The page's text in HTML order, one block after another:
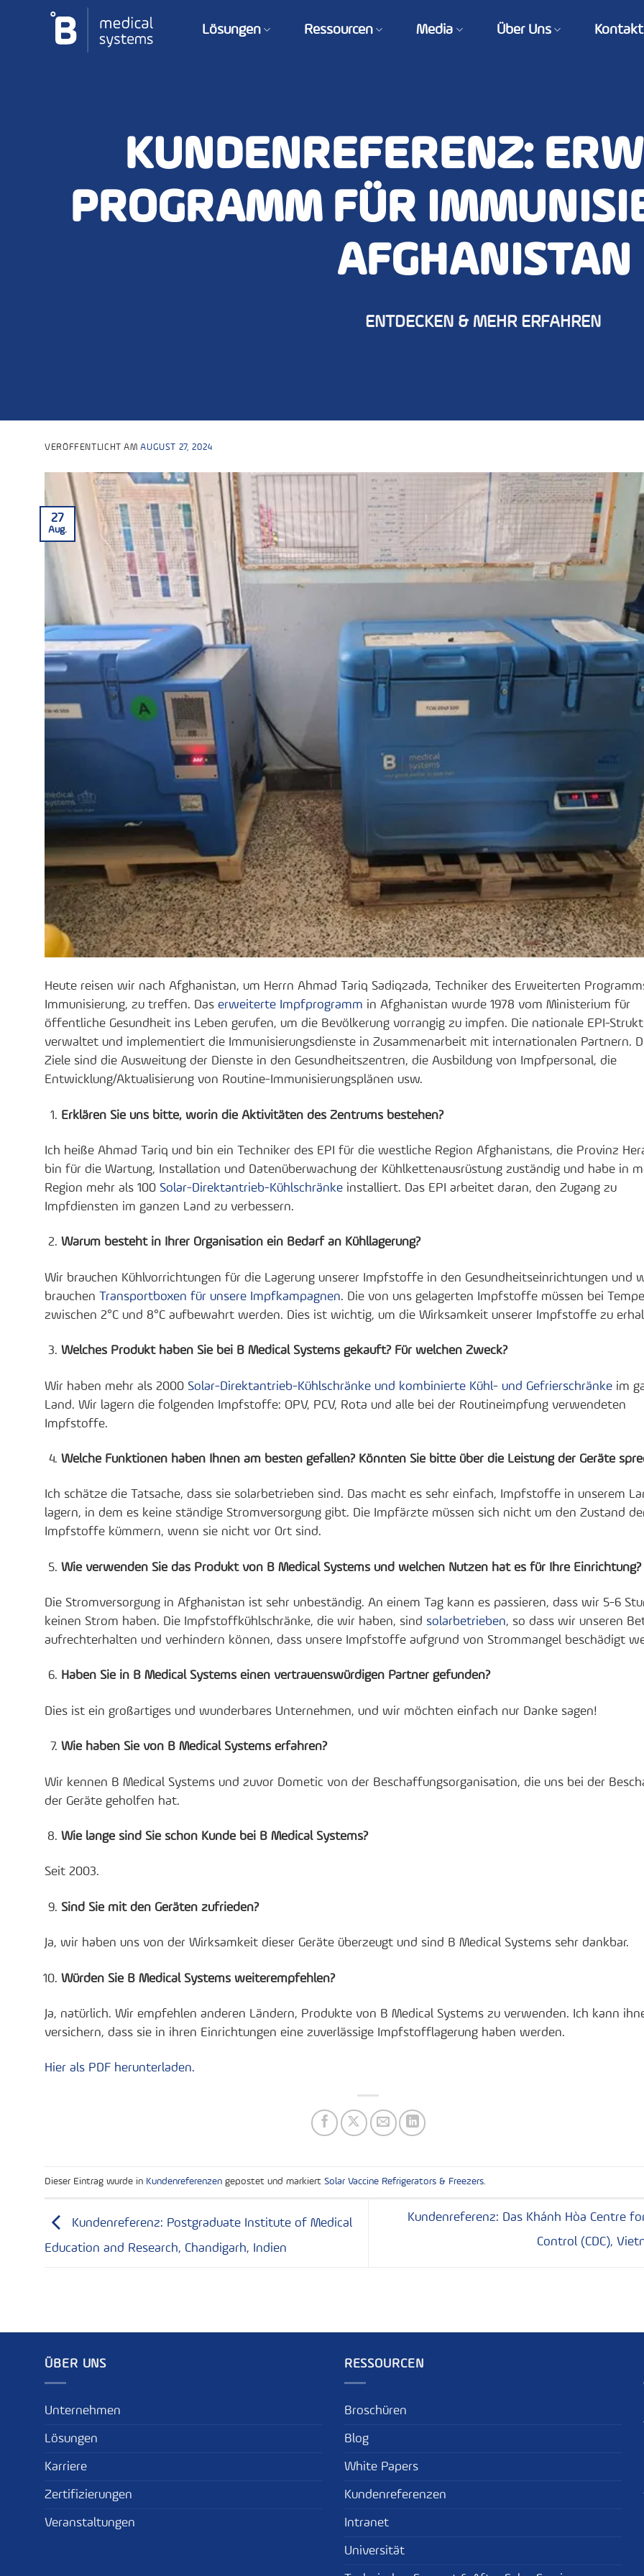
Lösungen Ressourcen Media Über Uns Kontakt
KUNDENREFERENZ:
PROGRAMM FÜR
AFGHANISTAN
ENTDECKEN & MEHR ERFAHREN
VERÖFFENTLICHT AMAUGUST 27, 2024
27
Aug.
Heute reisen wir nach Afghanistan, um Herrn Ahmad Tariq Sadiqzada, Techniker des Erweiterten
Immunisierung, zu treffen. Das erweiterte Impfprogramm in Afghanistan wurde 1978 vom Ministerium für
öffentliche Gesundheit ins Leben gerufen, um die Bevölkerung vorrangig zu impfen. Die nationale EPI-
verwaltet und implementiert die Immunisierungsdienste in Zusammenarbeit mit internationalen Partnern.
Ziele sind die Ausweitung der Dienste in den Gesundheitszentren, die Ausbildung von Impfpersonal, die
Entwicklung/Aktualisierung von Routine-Immunisierungsplänen usw.
Erklären Sie uns bitte, worin die Aktivitäten des Zentrums bestehen?
Ich heiße Ahmad Tariq und bin ein Techniker des EPI für die westliche Region Afghanistans, die Provinz
bin für die Wartung, Installation und Datenüberwachung der Kühlkettenausrüstung zuständig und habe in
Region mehr als 100 Solar-Direktantrieb-Kühlschränke installiert. Das EPI arbeitet daran, den Zugang zu
Impfdiensten im ganzen Land zu verbessern.
Warum besteht in Ihrer Organisation ein Bedarf an Kühllagerung?
Wir brauchen Kühlvorrichtungen für die Lagerung unserer Impfstoffe in den Gesundheitseinrichtungen und
brauchen Transportboxen für unsere Impfkampagnen. Die von uns gelagerten Impfstoffe müssen bei
zwischen 2°C und 8°C aufbewahrt werden. Dies ist wichtig, um die Wirksamkeit unserer Impfstoffe zu
Welches Produkt haben Sie bei B Medical Systems gekauft? Für welchen Zweck?
Wir haben mehr als 2000 Solar-Direktantrieb-Kühlschränke und kombinierte Kühl- und Gefrierschränke im
Land. Wir lagern die folgenden Impfstoffe: OPV, PCV, Rota und alle bei der Routineimpfung verwendeten
Impfstoffe.
Welche Funktionen haben Ihnen am besten gefallen? Könnten Sie bitte über die Leistung der Geräte
Ich schätze die Tatsache, dass sie solarbetrieben sind. Das macht es sehr einfach, Impfstoffe in unserem
lagern, in dem es keine ständige Stromversorgung gibt. Die Impfärzte müssen sich nicht um den Zustand
Impfstoffe kümmern, wenn sie nicht vor Ort sind.
Wie verwenden Sie das Produkt von B Medical Systems und welchen Nutzen hat es für Ihre Einrichtung?
Die Stromversorgung in Afghanistan ist sehr unbeständig. An einem Tag kann es passieren, dass wir 5-6
keinen Strom haben. Die Impfstoffkühlschränke, die wir haben, sind solarbetrieben, so dass wir unseren
aufrechterhalten und verhindern können, dass unsere Impfstoffe aufgrund von Strommangel beschädigt
Haben Sie in B Medical Systems einen vertrauenswürdigen Partner gefunden?
Dies ist ein großartiges und wunderbares Unternehmen, und wir möchten einfach nur Danke sagen!
Wie haben Sie von B Medical Systems erfahren?
Wir kennen B Medical Systems und zuvor Dometic von der Beschaffungsorganisation, die uns bei der
der Geräte geholfen hat.
Wie lange sind Sie schon Kunde bei B Medical Systems?
Seit 2003.
Sind Sie mit den Geräten zufrieden?
Ja, wir haben uns von der Wirksamkeit dieser Geräte überzeugt und sind B Medical Systems sehr dankbar.
Würden Sie B Medical Systems weiterempfehlen?
Ja, natürlich. Wir empfehlen anderen Ländern, Produkte von B Medical Systems zu verwenden. Ich kann
versichern, dass sie in ihren Einrichtungen eine zuverlässige Impfstofflagerung haben werden.
Hier als PDF herunterladen.
Dieser Eintrag wurde in Kundenreferenzen gepostet und markiert Solar Vaccine Refrigerators & Freezers.
Kundenreferenz: Postgraduate Institute of Medical
Education and Research, Chandigarh, Indien
Kundenreferenz: Das Khánh Hòa Centre
Control (CDC),
ÜBER UNS
Unternehmen
Lösungen
Karriere
Zertifizierungen
Veranstaltungen
RESSOURCEN
Broschüren
Blog
White Papers
Kundenreferenzen
Intranet
Universität